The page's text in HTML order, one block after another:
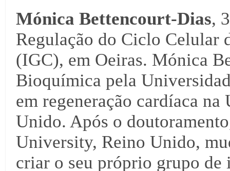
Mónica Bettencourt-Dias,
Regulação do Ciclo Celular
(IGC), em Oeiras. Mónica
Bioquímica pela
em regeneração cardíaca
Unido. Após o
University, Reino Unido,
criar o seu próprio grupo